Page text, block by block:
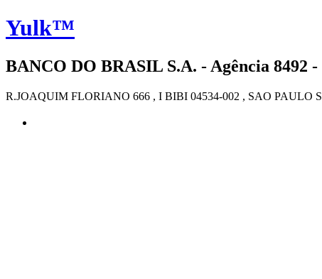
Yulk™
BANCO DO BRASIL S.A. - Agência 8492
R.JOAQUIM FLORIANO 666 , I BIBI 04534-002 , SAO PAULO